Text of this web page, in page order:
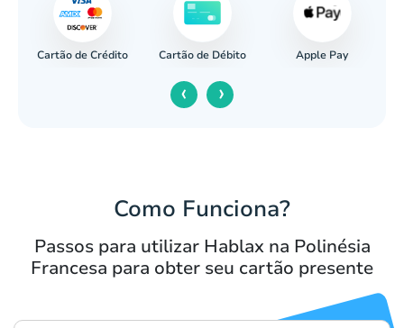
Cartão de Crédito Cartão de Débito Apple Pay
‹ ›
Como Funciona?
Passos para utilizar Hablax na Polinésia
Francesa para obter seu cartão presente